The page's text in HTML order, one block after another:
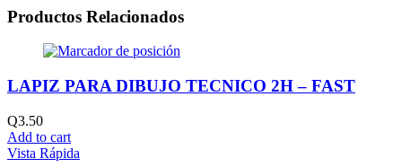
Productos Relacionados
LAPIZ PARA DIBUJO TECNICO 2H – FAST
Q3.50
Add to cart
Vista Rápida